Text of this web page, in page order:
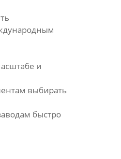
и
выбирать
быстро